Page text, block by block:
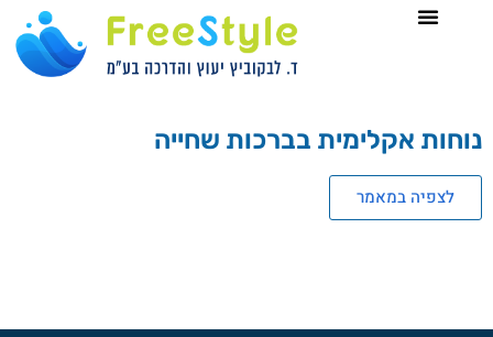
נוחות אקלימית בברכות שחייה
לצפיה במאמר